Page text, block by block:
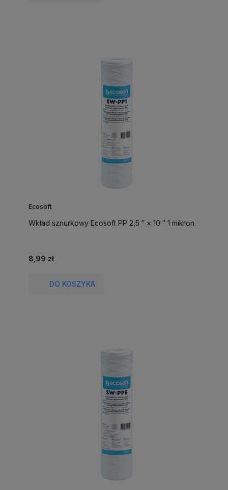
Ecosoft
Wkład sznurkowy Ecosoft PP 2,5 ″ × 10 ″ 1 mikron.
8,99 zł
DO KOSZYKA